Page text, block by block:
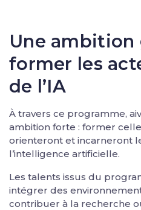
Une ambition
former les
de l’IA
À travers ce programme,
ambition forte : former
orienteront et incarneront
l’intelligence artificielle.
Les talents issus du
intégrer des
contribuer à la recherche